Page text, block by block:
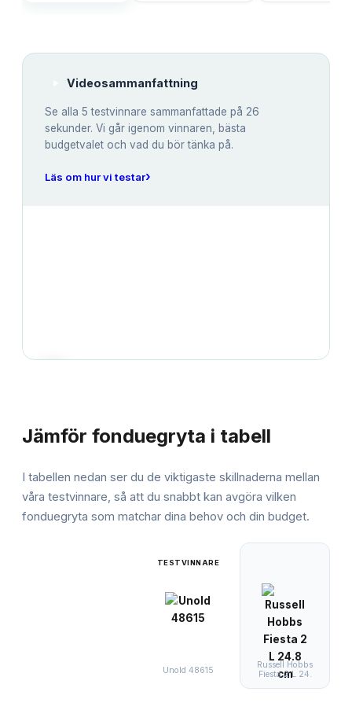
Videosammanfattning
Se alla 5 testvinnare sammanfattade på 26
sekunder. Vi går igenom vinnaren, bästa
budgetvalet och vad du bör tänka på.
Läs om hur vi testar›
Jämför fonduegryta i tabell
I tabellen nedan ser du de viktigaste skillnaderna mellan
våra testvinnare, så att du snabbt kan avgöra vilken
fonduegryta som matchar dina behov och din budget.
TESTVINNARE
Unold 48615
Russell Hobbs
Fiesta 2 L 24.